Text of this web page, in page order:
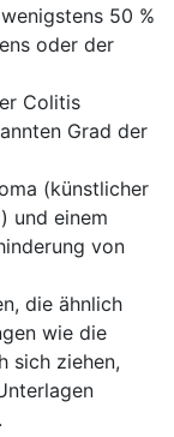
50 %
oder der
Colitis
Grad der
(künstlicher
und einem
von
die ähnlich
wie die
sich ziehen,